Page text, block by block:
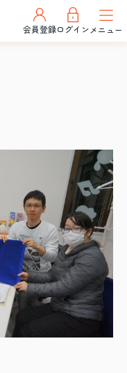
会員登録ログインメニュー